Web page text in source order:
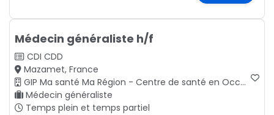
Médecin généraliste h/f
CDI CDD
Mazamet, France
GIP Ma santé Ma Région - Centre de santé en Occitanie
Médecin généraliste
Temps plein et temps partiel